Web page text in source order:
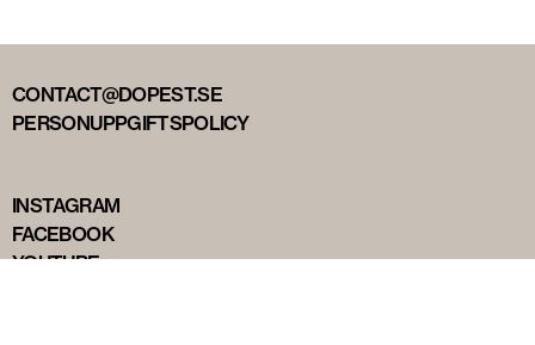
CONTACT@DOPEST.SE
PERSONUPPGIFTSPOLICY
INSTAGRAM
FACEBOOK
YOUTUBE